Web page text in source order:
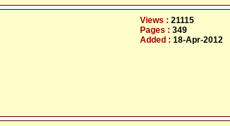
Views : 21115
Pages : 349
Added : 18-Apr-2012